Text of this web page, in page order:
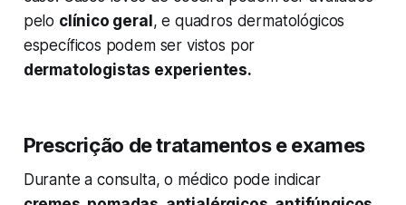
pelo clínico geral , e quadros dermatológicos
específicos podem ser vistos por
dermatologistas experientes.
Prescrição de tratamentos e exames
Durante a consulta, o médico pode indicar